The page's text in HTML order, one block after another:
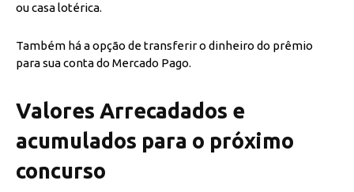
ou casa lotérica.
Também há a opção de transferir o dinheiro do prêmio
para sua conta do Mercado Pago.
Valores Arrecadados e
acumulados para o próximo
concurso